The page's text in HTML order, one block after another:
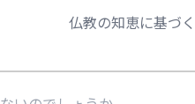
仏教の知恵に基づ